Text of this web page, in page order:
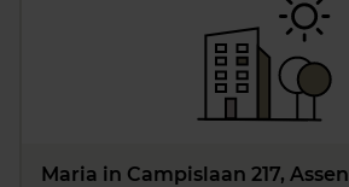
Maria in Campislaan 217, Assen